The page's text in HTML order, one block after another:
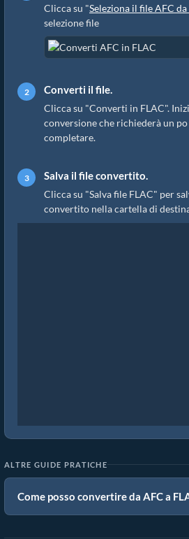
Clicca su "Seleziona il file AFC
selezione file
Converti il file.
Clicca su "Converti in FLAC".
conversione che richiederà un
completare.
Salva il file convertito.
Clicca su "Salva file FLAC" per
convertito nella cartella di
ALTRE GUIDE PRATICHE
Come posso convertire da AFC a